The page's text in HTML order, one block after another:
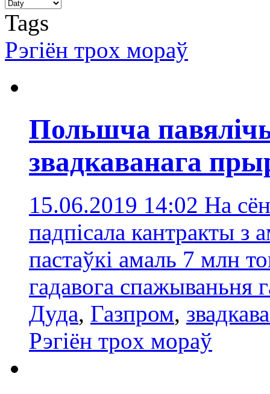
Tags
Рэгіён трoх мораў
Польшча
звадкаванага
15.06.2019 14:02 На
падпісала кантракты з
пастаўкі амаль 7 млн
гадавога
Дуда, Газпром,
Рэгіён трoх мораў